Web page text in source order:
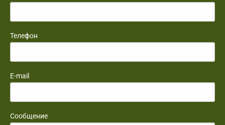
Телефон
E-mail
Сообщение